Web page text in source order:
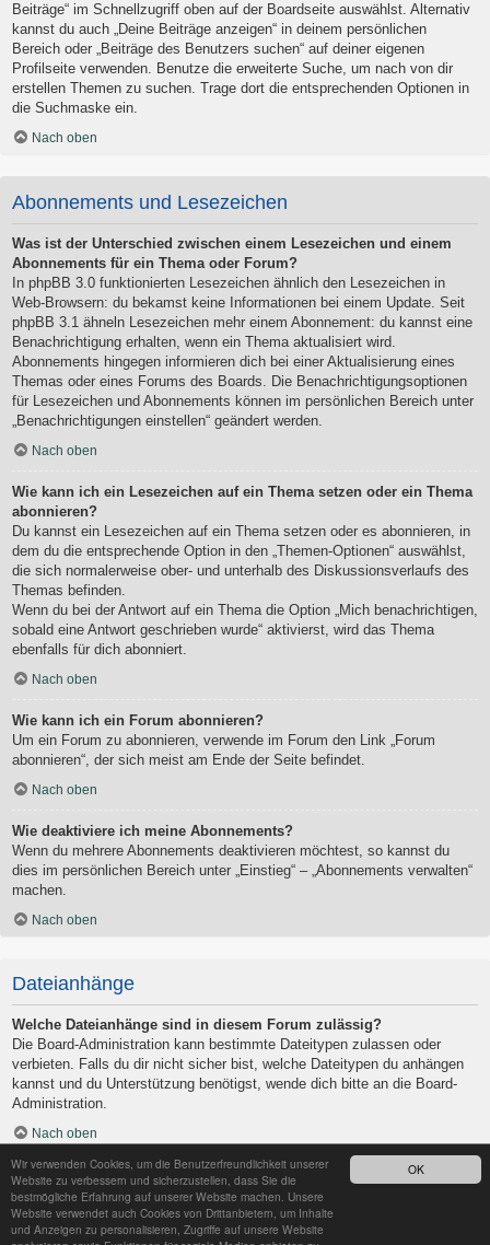
OK
Wir verwenden Cookies, um die Benutzerfreundlichkeit unserer
Website zu verbessern und sicherzustellen, dass Sie die
bestmögliche Erfahrung auf unserer Website machen. Unsere
Website verwendet auch Cookies von Drittanbietern, um Inhalte
und Anzeigen zu personalisieren, Zugriffe auf unsere Website
Beiträge“ im Schnellzugriff oben auf der Boardseite auswählst. Alternativ
kannst du auch „Deine Beiträge anzeigen“ in deinem persönlichen
Bereich oder „Beiträge des Benutzers suchen“ auf deiner eigenen
Profilseite verwenden. Benutze die erweiterte Suche, um nach von dir
erstellen Themen zu suchen. Trage dort die entsprechenden Optionen in
die Suchmaske ein.
Nach oben
Abonnements und Lesezeichen
Was ist der Unterschied zwischen einem Lesezeichen und einem
Abonnements für ein Thema oder Forum?
In phpBB 3.0 funktionierten Lesezeichen ähnlich den Lesezeichen in
Web-Browsern: du bekamst keine Informationen bei einem Update. Seit
phpBB 3.1 ähneln Lesezeichen mehr einem Abonnement: du kannst eine
Benachrichtigung erhalten, wenn ein Thema aktualisiert wird.
Abonnements hingegen informieren dich bei einer Aktualisierung eines
Themas oder eines Forums des Boards. Die Benachrichtigungsoptionen
für Lesezeichen und Abonnements können im persönlichen Bereich unter
„Benachrichtigungen einstellen“ geändert werden.
Nach oben
Wie kann ich ein Lesezeichen auf ein Thema setzen oder ein Thema
abonnieren?
Du kannst ein Lesezeichen auf ein Thema setzen oder es abonnieren, in
dem du die entsprechende Option in den „Themen-Optionen“ auswählst,
die sich normalerweise ober- und unterhalb des Diskussionsverlaufs des
Themas befinden.
Wenn du bei der Antwort auf ein Thema die Option „Mich benachrichtigen,
sobald eine Antwort geschrieben wurde“ aktivierst, wird das Thema
ebenfalls für dich abonniert.
Nach oben
Wie kann ich ein Forum abonnieren?
Um ein Forum zu abonnieren, verwende im Forum den Link „Forum
abonnieren“, der sich meist am Ende der Seite befindet.
Nach oben
Wie deaktiviere ich meine Abonnements?
Wenn du mehrere Abonnements deaktivieren möchtest, so kannst du
dies im persönlichen Bereich unter „Einstieg“ – „Abonnements verwalten“
machen.
Nach oben
Dateianhänge
Welche Dateianhänge sind in diesem Forum zulässig?
Die Board-Administration kann bestimmte Dateitypen zulassen oder
verbieten. Falls du dir nicht sicher bist, welche Dateitypen du anhängen
kannst und du Unterstützung benötigst, wende dich bitte an die Board-
Administration.
Nach oben
Kann ich eine Übersicht all meiner Dateianhänge erhalten?
Um eine Liste all deiner Dateianhänge zu erhalten, gehe in den
persönlichen Bereich. Dort findest du unter „Einstieg“ einen Punkt
„Dateianhänge verwalten“, über den du eine Liste deiner Dateianhänge